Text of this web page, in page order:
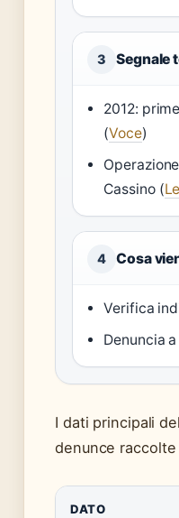
3 Segnale
2012:
(Voce)
Cassino (
4 Cosa
Verifica
Denuncia
I dati principali
denunce
DATO